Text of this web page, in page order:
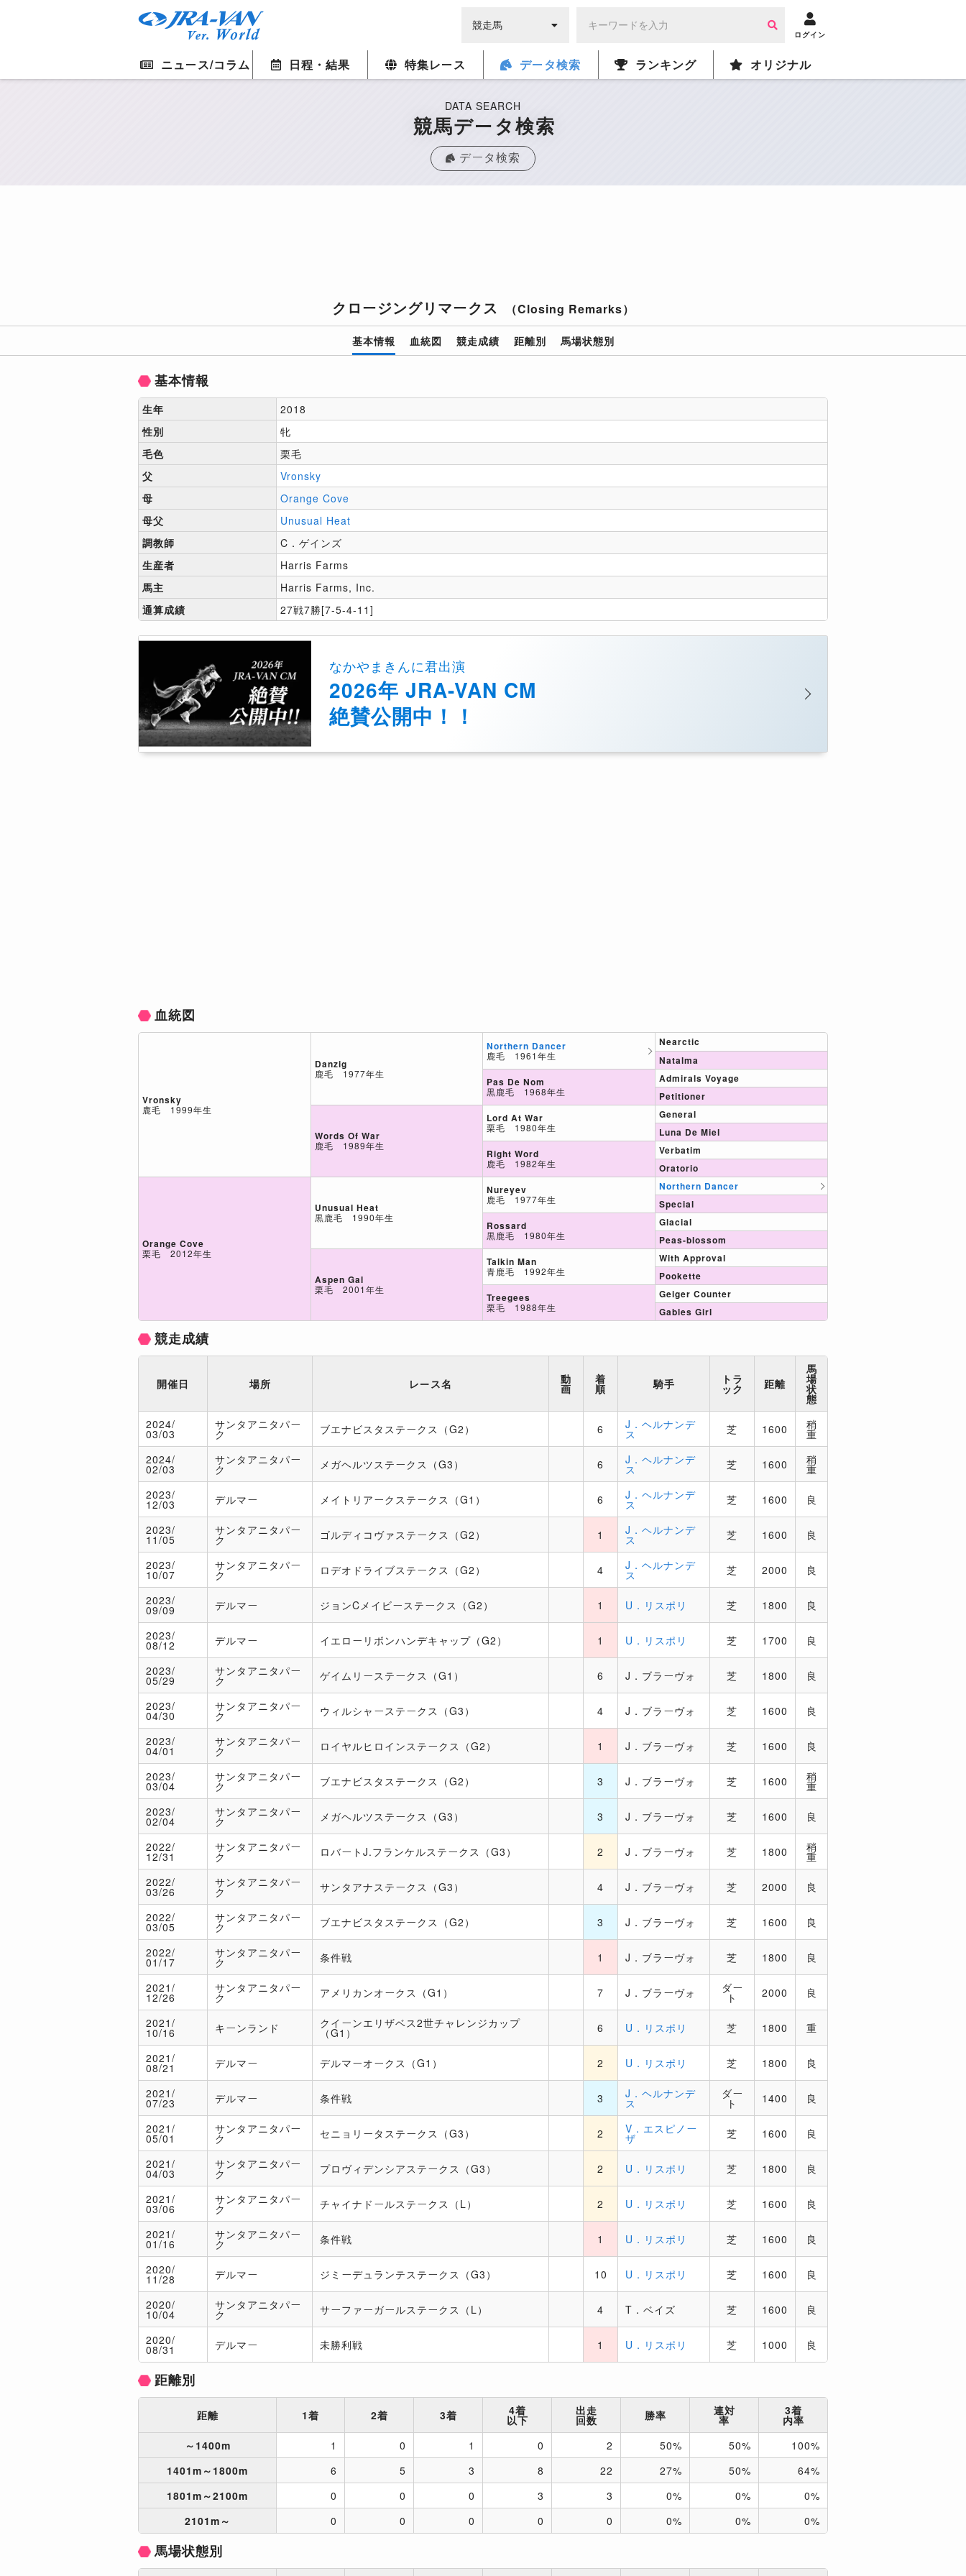
ログイン
ニュース/コラム 日程・結果 特集レース データ検索 ランキング オリジナル
DATA SEARCH
競馬データ検索
データ検索
クロージングリマークス （Closing Remarks）
基本情報 血統図 競走成績 距離別 馬場状態別
基本情報
生年
2018
性別
牝
毛色
栗毛
父
Vronsky
母
Orange Cove
母父
Unusual Heat
調教師
C．ゲインズ
生産者
Harris Farms
馬主
Harris Farms, Inc.
通算成績
27戦7勝[7-5-4-11]
なかやまきんに君出演
2026年 JRA-VAN CM
絶賛公開中！！
血統図
Vronsky
鹿毛 1999年生
Orange Cove
栗毛 2012年生
Danzig
鹿毛 1977年生
Words Of War
鹿毛 1989年生
Unusual Heat
黒鹿毛 1990年生
Aspen Gal
栗毛 2001年生
Northern Dancer
鹿毛 1961年生
Pas De Nom
黒鹿毛 1968年生
Lord At War
栗毛 1980年生
Right Word
鹿毛 1982年生
Nureyev
鹿毛 1977年生
Rossard
黒鹿毛 1980年生
Talkin Man
青鹿毛 1992年生
Treegees
栗毛 1988年生
Nearctic
Natalma
Admirals Voyage
Petitioner
General
Luna De Miel
Verbatim
Oratorio
Northern Dancer
Special
Glacial
Peas-blossom
With Approval
Pookette
Geiger Counter
Gables Girl
競走成績
開催日 場所 レース名 動
画
着
順 騎手 トラ
ック 距離
馬
場
状
態
2024/
03/03
サンタアニタパー
ク ブエナビスタステークス（G2） 6 J．ヘルナンデ
ス 芝 1600 稍
重
2024/
02/03
サンタアニタパー
ク メガヘルツステークス（G3） 6 J．ヘルナンデ
ス 芝 1600 稍
重
2023/
12/03 デルマー メイトリアークステークス（G1） 6 J．ヘルナンデ
ス 芝 1600 良
2023/
11/05
サンタアニタパー
ク ゴルディコヴァステークス（G2） 1 J．ヘルナンデ
ス 芝 1600 良
2023/
10/07
サンタアニタパー
ク ロデオドライブステークス（G2） 4 J．ヘルナンデ
ス 芝 2000 良
2023/
09/09 デルマー ジョンCメイビーステークス（G2） 1 U．リスポリ 芝 1800 良
2023/
08/12 デルマー イエローリボンハンデキャップ（G2） 1 U．リスポリ 芝 1700 良
2023/
05/29
サンタアニタパー
ク ゲイムリーステークス（G1） 6 J．ブラーヴォ 芝 1800 良
2023/
04/30
サンタアニタパー
ク ウィルシャーステークス（G3） 4 J．ブラーヴォ 芝 1600 良
2023/
04/01
サンタアニタパー
ク ロイヤルヒロインステークス（G2） 1 J．ブラーヴォ 芝 1600 良
2023/
03/04
サンタアニタパー
ク ブエナビスタステークス（G2） 3 J．ブラーヴォ 芝 1600 稍
重
2023/
02/04
サンタアニタパー
ク メガヘルツステークス（G3） 3 J．ブラーヴォ 芝 1600 良
2022/
12/31
サンタアニタパー
ク ロバートJ.フランケルステークス（G3） 2 J．ブラーヴォ 芝 1800 稍
重
2022/
03/26
サンタアニタパー
ク サンタアナステークス（G3） 4 J．ブラーヴォ 芝 2000 良
2022/
03/05
サンタアニタパー
ク ブエナビスタステークス（G2） 3 J．ブラーヴォ 芝 1600 良
2022/
01/17
サンタアニタパー
ク 条件戦 1 J．ブラーヴォ 芝 1800 良
2021/
12/26
サンタアニタパー
ク アメリカンオークス（G1） 7 J．ブラーヴォ ダー
ト 2000 良
2021/
10/16 キーンランド クイーンエリザベス2世チャレンジカップ
（G1） 6 U．リスポリ 芝 1800 重
2021/
08/21 デルマー デルマーオークス（G1） 2 U．リスポリ 芝 1800 良
2021/
07/23 デルマー 条件戦 3 J．ヘルナンデ
ス
ダー
ト 1400 良
2021/
05/01
サンタアニタパー
ク セニョリータステークス（G3） 2 V．エスピノー
ザ 芝 1600 良
2021/
04/03
サンタアニタパー
ク プロヴィデンシアステークス（G3） 2 U．リスポリ 芝 1800 良
2021/
03/06
サンタアニタパー
ク チャイナドールステークス（L） 2 U．リスポリ 芝 1600 良
2021/
01/16
サンタアニタパー
ク 条件戦 1 U．リスポリ 芝 1600 良
2020/
11/28 デルマー ジミーデュランテステークス（G3） 10 U．リスポリ 芝 1600 良
2020/
10/04
サンタアニタパー
ク サーファーガールステークス（L） 4 T．ベイズ 芝 1600 良
2020/
08/31 デルマー 未勝利戦 1 U．リスポリ 芝 1000 良
距離別
距離 1着 2着 3着 4着
以下
出走
回数 勝率 連対
率
3着
内率
～1400m
1 0 1 0 2 50% 50%
100%
1401m～1800m
6 5 3 8 22 27% 50%
64%
1801m～2100m
0 0 0 3 3 0% 0%
0%
2101m～
0 0 0 0 0 0% 0% 0%
馬場状態別